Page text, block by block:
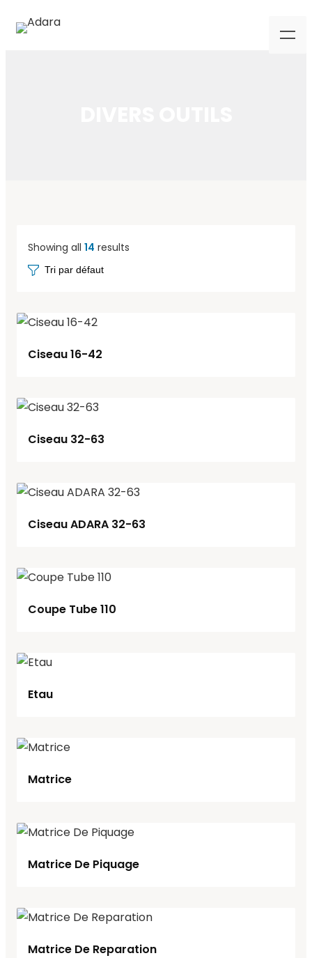
Showing all 14 results
Ciseau 16-42
Ciseau 32-63
Ciseau ADARA 32-63
Coupe Tube 110
Etau
Matrice
Matrice De Piquage
Matrice De Reparation